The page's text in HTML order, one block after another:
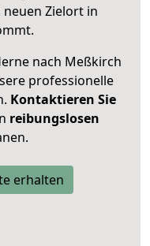
Zielort in
nach Meßkirch
professionelle
Kontaktieren Sie
reibungslosen
erhalten